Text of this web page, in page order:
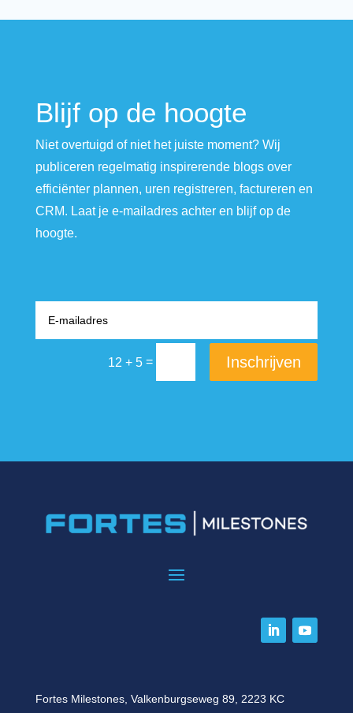
Blijf op de hoogte
Niet overtuigd of niet het juiste moment? Wij
publiceren regelmatig inspirerende blogs over
efficiënter plannen, uren registreren, factureren en
CRM. Laat je e-mailadres achter en blijf op de
hoogte.
12 + 5 = Inschrijven
Fortes Milestones, Valkenburgseweg 89, 2223 KC